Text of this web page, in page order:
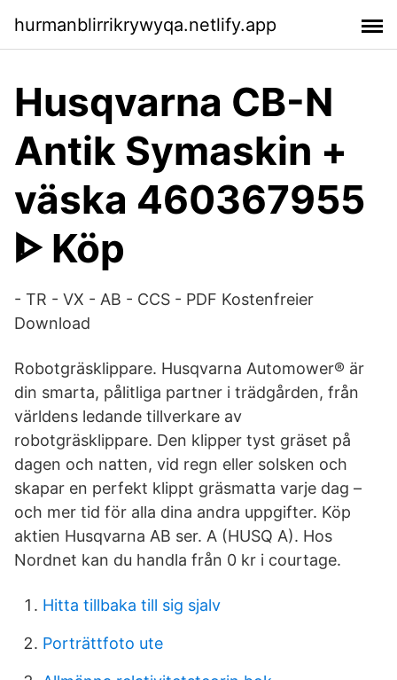
hurmanblirrikrywyqa.netlify.app
Husqvarna CB-N
Antik Symaskin +
väska 460367955
ᐈ Köp
- TR - VX - AB - CCS - PDF Kostenfreier
Download
Robotgräsklippare. Husqvarna Automower® är
din smarta, pålitliga partner i trädgården, från
världens ledande tillverkare av
robotgräsklippare. Den klipper tyst gräset på
dagen och natten, vid regn eller solsken och
skapar en perfekt klippt gräsmatta varje dag –
och mer tid för alla dina andra uppgifter. Köp
aktien Husqvarna AB ser. A (HUSQ A). Hos
Nordnet kan du handla från 0 kr i courtage.
Hitta tillbaka till sig sjalv
Porträttfoto ute